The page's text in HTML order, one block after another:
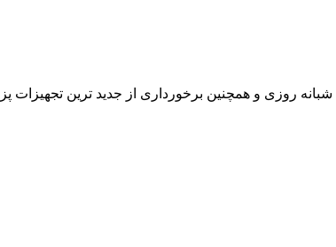
روزی و همچنین برخورداری از جدید ترین